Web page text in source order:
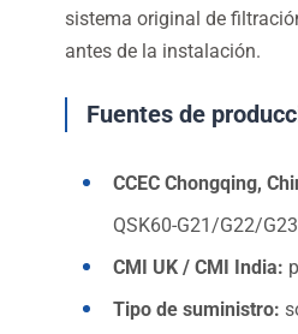
sistema original de
antes de la instalación.
Fuentes de
CCEC Chongqing,
QSK60-G21/G22/
CMI UK / CMI India:
Tipo de suministro: